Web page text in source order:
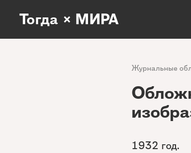
Тогда × МИРА
Журнальные
1932 год.